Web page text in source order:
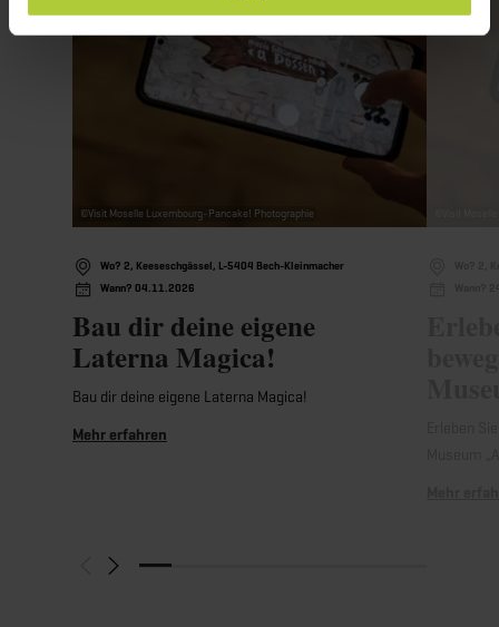
©Visit Moselle Luxembourg-Pancake! Photographie
Wo? 2, Keeseschgässel, L-5404 Bech-Kleinmacher
Wann? 04.11.2026
Bau dir deine eigene
Laterna Magica!
Bau dir deine eigene Laterna Magica!
Mehr erfahren